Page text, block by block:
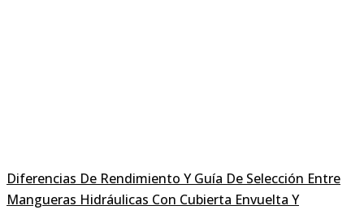
Diferencias De Rendimiento Y Guía De Selección Entre
Mangueras Hidráulicas Con Cubierta Envuelta Y